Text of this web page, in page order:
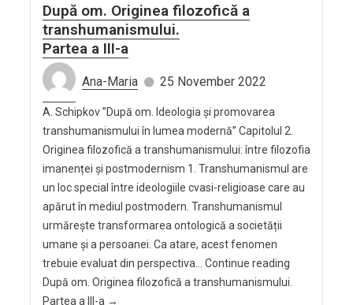
După om. Originea filozofică a
transhumanismului.
Partea a III-a
Ana-Maria 25 November 2022
A. Schipkov ”După om. Ideologia și promovarea
transhumanismului în lumea modernă” Capitolul 2.
Originea filozofică a transhumanismului: între filozofia
imanenței și postmodernism 1. Transhumanismul are
un loc special între ideologiile cvasi-religioase care au
apărut în mediul postmodern. Transhumanismul
urmărește transformarea ontologică a societății
umane și a persoanei. Ca atare, acest fenomen
trebuie evaluat din perspectiva… Continue reading
După om. Originea filozofică a transhumanismului.
Partea a III-a →